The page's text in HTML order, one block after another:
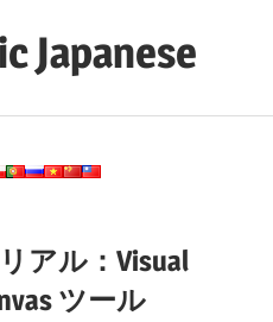
Japanese
アル：Visual
ツール